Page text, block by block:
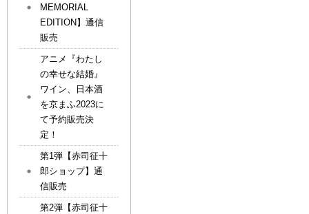
MEMORIAL
EDITION】通信
販売
アニメ『わたし
の幸せな結婚』
ワイン、日本酒
を京まふ2023に
て予約販売決
定！
第1弾【赤司征十
郎ショップ】通
信販売
第2弾【赤司征十